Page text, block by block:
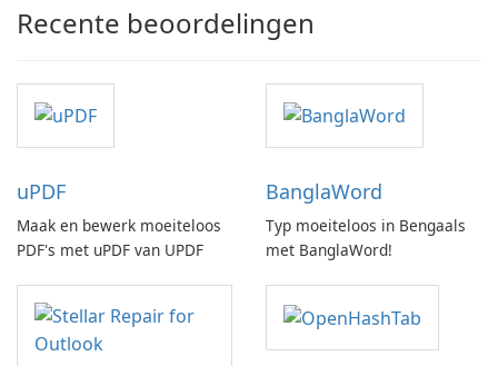
Recente beoordelingen
uPDF
Maak en bewerk moeiteloos
PDF's met uPDF van UPDF
BanglaWord
Typ moeiteloos in Bengaals
met BanglaWord!